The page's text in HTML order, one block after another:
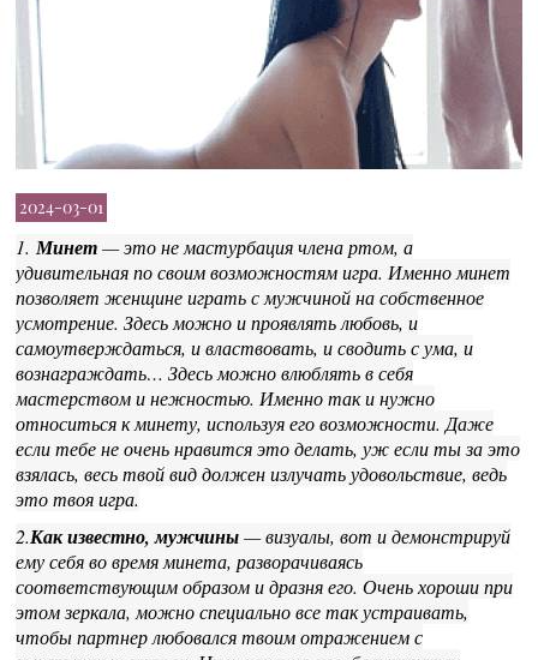
2024-03-01
1. Минет— это не мастурбация члена ртом, а
удивительная по своим возможностям игра. Именно минет
позволяет женщине играть с мужчиной на собственное
усмотрение. Здесь можно и проявлять любовь, и
самоутверждаться, и властвовать, и сводить с ума, и
вознаграждать… Здесь можно влюблять в себя
мастерством и нежностью. Именно так и нужно
относиться к минету, используя его возможности. Даже
если тебе не очень нравится это делать, уж если ты за это
взялась, весь твой вид должен излучать удовольствие, ведь
это твоя игра.
2.Как известно, мужчины— визуалы, вот и демонстрируй
ему себя во время минета, разворачиваясь
соответствующим образом и дразня его. Очень хороши при
этом зеркала, можно специально все так устраивать,
чтобы партнер любовался твоим отражением с